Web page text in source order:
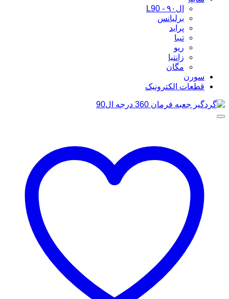
ال۹۰ - L90
برلیانس
پراید
تیبا
ریو
زانتیا
مگان
سورن
قطعات الکترونیک